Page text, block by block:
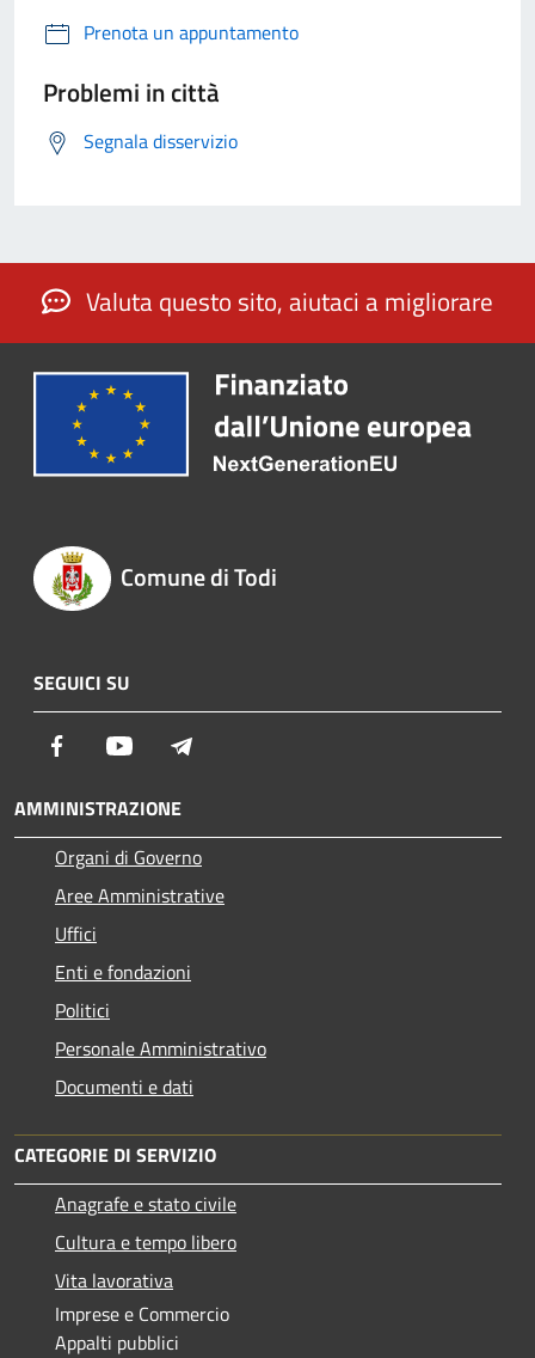
Prenota un appuntamento
Problemi in città
Segnala disservizio
Valuta questo sito, aiutaci a migliorare
Comune di Todi
SEGUICI SU
Facebook Youtube
AMMINISTRAZIONE
Organi di Governo
Aree Amministrative
Uffici
Enti e fondazioni
Politici
Personale Amministrativo
Documenti e dati
CATEGORIE DI SERVIZIO
Anagrafe e stato civile
Cultura e tempo libero
Vita lavorativa
Imprese e Commercio
Appalti pubblici